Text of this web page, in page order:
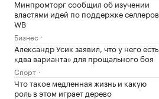
Минпромторг сообщил об изучении
властями идей по поддержке селлеров
WB
Бизнес
Александр Усик заявил, что у него есть
«два варианта» для прощального боя
Спорт
Что такое медленная жизнь и какую
роль в этом играет дерево